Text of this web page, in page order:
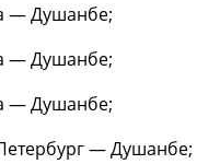
— Душанбе;
— Душанбе;
— Душанбе;
— Душанбе;